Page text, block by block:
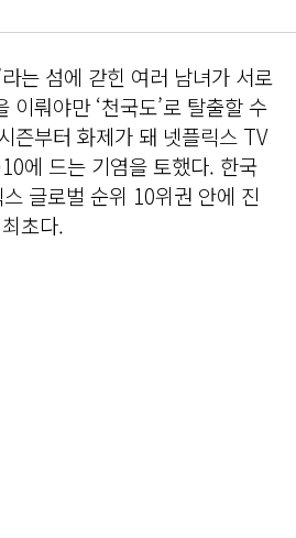
라는 섬에 갇힌 여러 남녀가 서로
이뤄야만 ‘천국도’로 탈출할 수
즌부터 화제가 돼 넷플릭스 TV
에 드는 기염을 토했다. 한국
글로벌 순위 10위권 안에 진
초다.